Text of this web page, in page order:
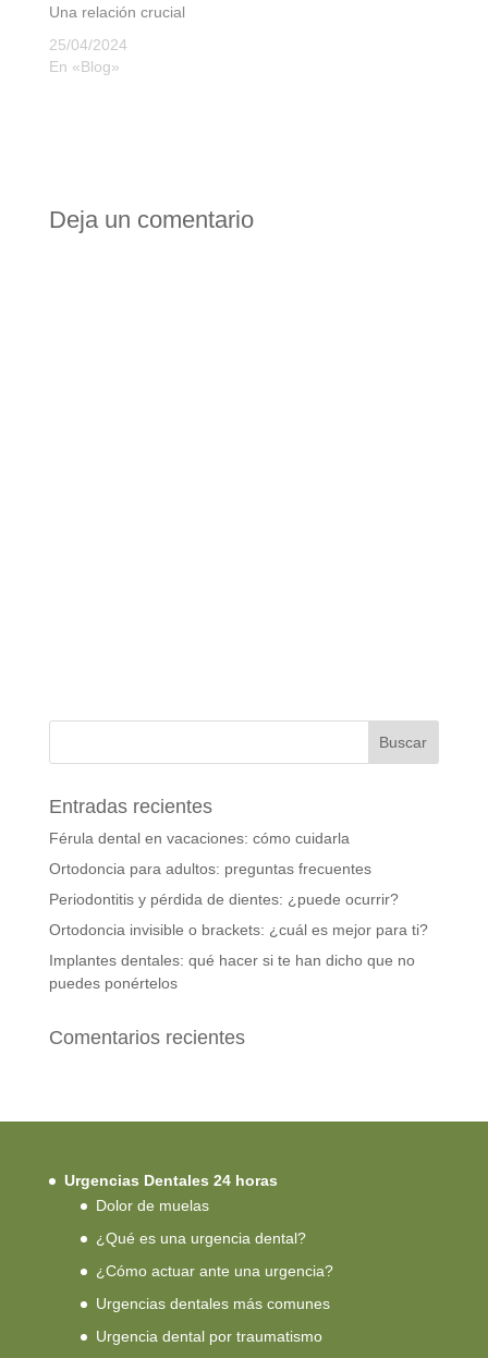
Una relación crucial
25/04/2024
En «Blog»
Deja un comentario
Entradas recientes
Férula dental en vacaciones: cómo cuidarla
Ortodoncia para adultos: preguntas frecuentes
Periodontitis y pérdida de dientes: ¿puede ocurrir?
Ortodoncia invisible o brackets: ¿cuál es mejor para ti?
Implantes dentales: qué hacer si te han dicho que no
puedes ponértelos
Comentarios recientes
Urgencias Dentales 24 horas
Dolor de muelas
¿Qué es una urgencia dental?
¿Cómo actuar ante una urgencia?
Urgencias dentales más comunes
Urgencia dental por traumatismo